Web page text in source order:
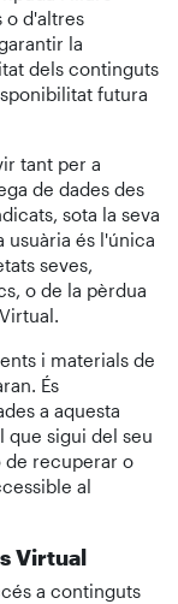
o d'altres
la
dels continguts
futura
tant per a
de dades des
sota la seva
usuària és l'única
seves,
o de la pèrdua
i materials de
És
a aquesta
que sigui del seu
de recuperar o
al
Virtual
a continguts